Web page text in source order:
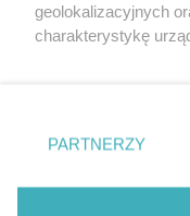
©
geolokalizacyjnych
charakterystykę
zmienić/wycofać
znajdujący się w
rodzaje
użytkownika, ale
PARTNERZY